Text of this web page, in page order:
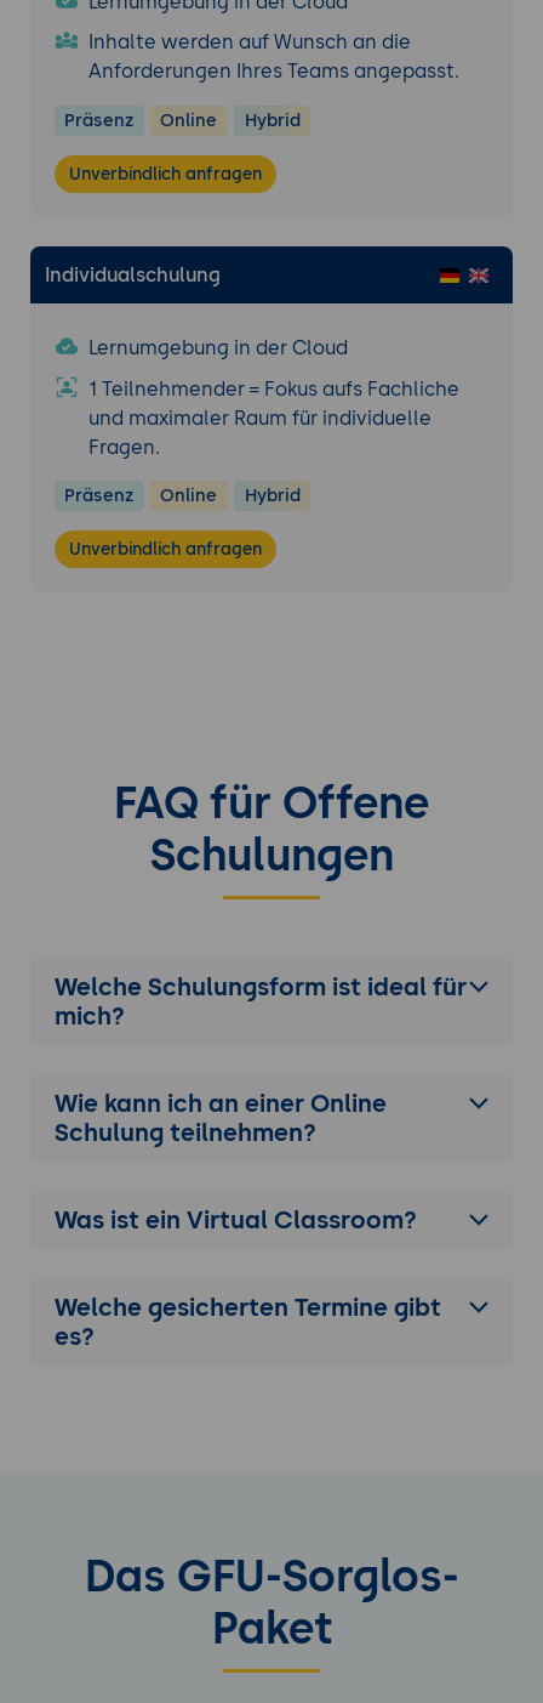
Inhalte werden auf Wunsch an die
Anforderungen Ihres Teams angepasst.
Präsenz Online Hybrid
Unverbindlich anfragen
Individualschulung
Lernumgebung in der Cloud
1 Teilnehmender = Fokus aufs Fachliche
und maximaler Raum für individuelle
Fragen.
Präsenz Online Hybrid
Unverbindlich anfragen
FAQ für Offene
Schulungen
Welche Schulungsform ist ideal für
mich?
Wie kann ich an einer Online
Schulung teilnehmen?
Was ist ein Virtual Classroom?
Welche gesicherten Termine gibt
es?
Das GFU-Sorglos-
Paket